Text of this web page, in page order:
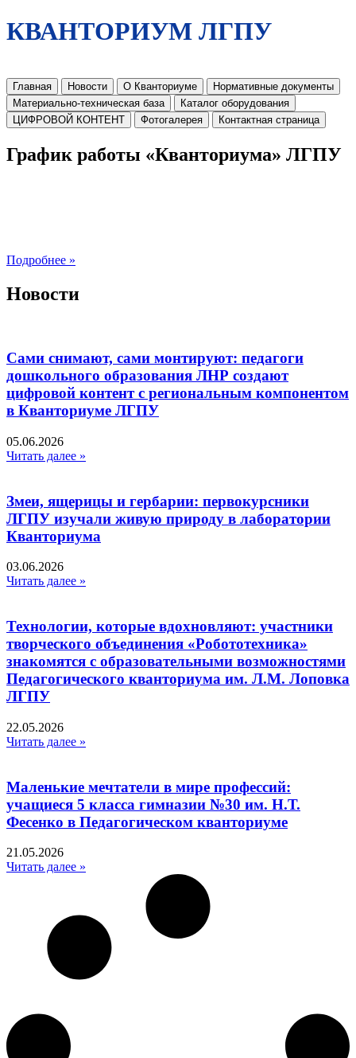
КВАНТОРИУМ ЛГПУ
Главная Новости О Кванториуме
Нормативные документы
Материально-техническая база
Каталог оборудования
ЦИФРОВОЙ КОНТЕНТ
Фотогалерея Контактная страница
График работы «Кванториума» ЛГПУ
Подробнее »
Новости
Сами снимают, сами монтируют: педагоги
дошкольного образования ЛНР создают
цифровой контент с региональным компонентом
в Кванториуме ЛГПУ​
05.06.2026
Читать далее »
Змеи, ящерицы и гербарии: первокурсники
ЛГПУ изучали живую природу в лаборатории
Кванториума
03.06.2026
Читать далее »
Технологии, которые вдохновляют: участники
творческого объединения «Робототехника»
знакомятся с образовательными возможностями
Педагогического кванториума им. Л.М. Лоповка
ЛГПУ
22.05.2026
Читать далее »
Маленькие мечтатели в мире профессий:
учащиеся 5 класса гимназии №30 им. Н.Т.
Фесенко в Педагогическом кванториуме
21.05.2026
Читать далее »